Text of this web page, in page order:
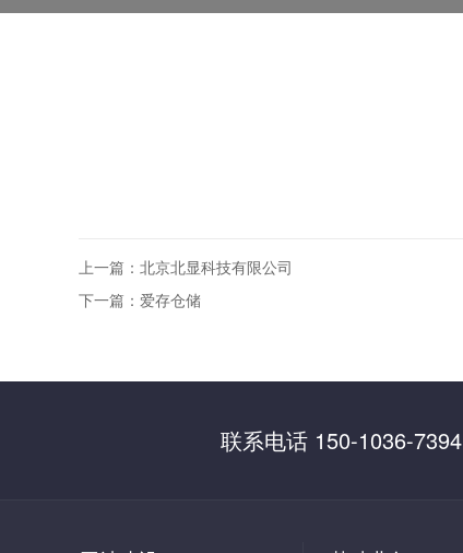
上一篇： 北京北显科技有限公司
下一篇： 爱存仓储
联系电话 150-1036-7394